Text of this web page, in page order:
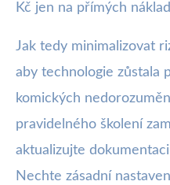
Kč jen na přímých
Jak tedy minimalizovat
aby technologie zůstala
komických
pravidelného školení
aktualizujte
Nechte zásadní